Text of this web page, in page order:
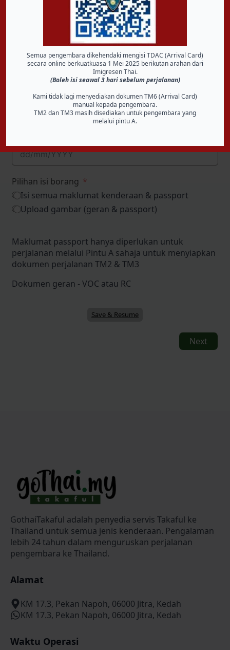
PilihPintu Ajika anda ke sempadan melalui - Wang
Kelian, Bukit Kayu Hitam atau Padang Besar
Pintu Bjika anda ke sempadan melalui - Pengkalan
Hulu, Durian Burung, Bukit Bunga, Rantau Panjang atau
Pilihan isi borang
Isi semua maklumat kenderaan & passport
Upload gambar (geran & passport)
Maklumat passport hanya diperlukan untuk
perjalanan melalui Pintu A sahaja untuk menyiapkan
dokumen perjalanan TM2 & TM3
Dokumen geran - VOC atau RC
Save & Resume
Next
GothaiTakaful adalah penyedia servis Takaful ke
Thailand untuk semua jenis kenderaan. Pengalaman
lebih 24 tahun dalam menguruskan perjalanan
pengembara ke Thailand.
Alamat
KM 17.3, Pekan Napoh, 06000 Jitra, Kedah
KM 17.3, Pekan Napoh, 06000 Jitra, Kedah
Waktu Operasi
Semua pengembara dikehendaki mengisi TDAC (Arrival Card)
secara online berkuatkuasa 1 Mei 2025 berikutan arahan dari
Imigresen Thai.
(Boleh isi seawal 3 hari sebelum perjalanan)
Kami tidak lagi menyediakan dokumen TM6 (Arrival Card)
manual kepada pengembara.
TM2 dan TM3 masih disediakan untuk pengembara yang
melalui pintu A.